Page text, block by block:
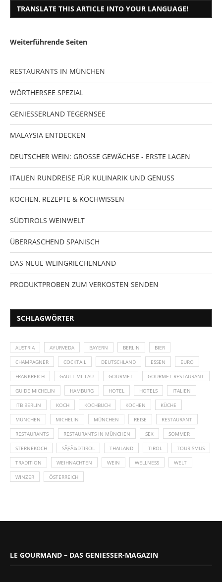
TRANSLATE THIS ARTICLE INTO YOUR LANGUAGE!
Weiterführende Seiten
RESTAURANTS IN MÜNCHEN
WÖRTHERSEE SPEZIAL
GENIESSERLAND TEGERNSEE
MALAYSIA ENTDECKEN
DEUTSCHER WEIN: GROSSE GEWÄCHSE - ERSTE LAGEN
ITALIEN RUNDREISE FÜR KULINARIK UND GENUSS
KOCHEN, REZEPTE & KOCHWISSEN
SÜDTIROLS WEINWELT
ÜBERRASCHEND SPANISCH
DAS NEUE WEINGRIECHENLAND
PRODUKTPROBEN ZUM VERKOSTEN SENDEN
SCHLAGWÖRTER
AUSTRIA AYURVEDA BAYERN BERLIN BIER
CHAMPAGNER COCKTAIL DEUTSCHLAND ESSEN EURO
FRANKREICH GAULT-MILLAU GOURMET GOURMET-RESTAURANT
GUIDE MICHELIN HAMBURG HOTEL HOTELS ITALIEN
ITB BERLIN KOCH KOCHBUCH KOCHEN KÜCHE
MÜNCHEN MICHELIN MÜNCHEN REISE RESTAURANT
RESTAURANTS RESTAURANTS IN MÜNCHEN SEX SOMMER
STERNEKOCH SÃƑÂ¼DTIROL THAILAND TIROL TOURISMUS
TRADITION WEIHNACHTEN WEIN WELLNESS WELT
WINZER ÖSTERREICH
LE GOURMAND – DAS GENIESSER-MAGAZIN